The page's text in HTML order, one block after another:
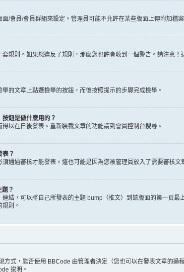
面/會員/會員群組來設定。管理員可能不允許在某些版面上傳附加
規則。如果您違反了規則，那麼您也許會收到一個警告。請注意
的文章上點選檢舉的按鈕，而後按照提示的步驟完成檢舉。
鈕是做什麼用的？
以在日後發表。重新裝載文章的功能請到會員控制台搜尋。
表？
通過審核才能發表。這也可能是因為您被管理員放入了需要審核文
？
結，可以將自己所發表的主題 bump（推文）到該版面的第一頁
則。
方式，能否使用 BBCode 由管理者決定（您也可以在發表文章的
說明。